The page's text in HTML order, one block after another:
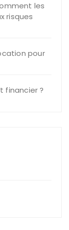
les
risques
pour
financier ?